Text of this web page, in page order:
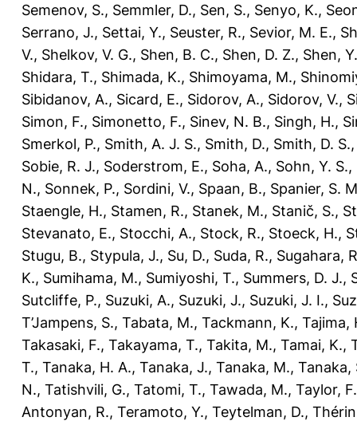
Semenov, S., Semmler, D., Sen, S., Senyo, K.,
Serrano, J., Settai, Y., Seuster, R., Sevior, M. E.,
V., Shelkov, V. G., Shen, B. C., Shen, D. Z., Shen,
Shidara, T., Shimada, K., Shimoyama, M.,
Sibidanov, A., Sicard, E., Sidorov, A., Sidorov, V.,
Simon, F., Simonetto, F., Sinev, N. B., Singh, H.,
Smerkol, P., Smith, A. J. S., Smith, D., Smith, D. S.
Sobie, R. J., Soderstrom, E., Soha, A., Sohn, Y. S.,
N., Sonnek, P., Sordini, V., Spaan, B., Spanier, S.
Staengle, H., Stamen, R., Stanek, M., Stanič, S.,
Stevanato, E., Stocchi, A., Stock, R., Stoeck, H.,
Stugu, B., Stypula, J., Su, D., Suda, R., Sugahara,
K., Sumihama, M., Sumiyoshi, T., Summers, D. J.,
Sutcliffe, P., Suzuki, A., Suzuki, J., Suzuki, J. I.,
T’Jampens, S., Tabata, M., Tackmann, K., Tajima,
Takasaki, F., Takayama, T., Takita, M., Tamai, K.,
T., Tanaka, H. A., Tanaka, J., Tanaka, M., Tanaka,
N., Tatishvili, G., Tatomi, T., Tawada, M., Taylor, F.
Antonyan, R., Teramoto, Y., Teytelman, D.,